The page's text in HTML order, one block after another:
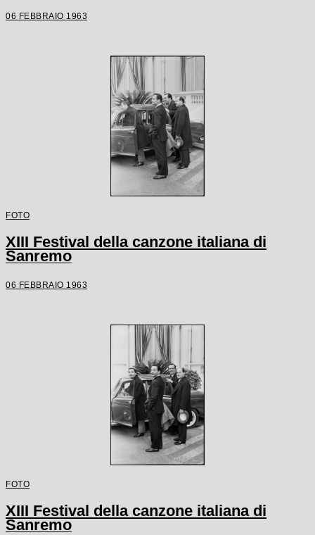
06 FEBBRAIO 1963
FOTO
XIII Festival della canzone italiana di
Sanremo
06 FEBBRAIO 1963
FOTO
XIII Festival della canzone italiana di
Sanremo